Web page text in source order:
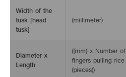
Width of the
tusk [head
tusk]
(millimeter)
Diameter x
Length
((mm) x Number of
fingers pulling rice
(pieces))